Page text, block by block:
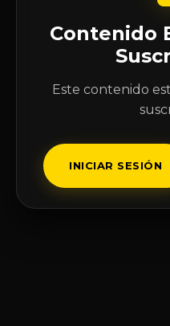
Contenido
Este contenido
INICIAR SESIÓN